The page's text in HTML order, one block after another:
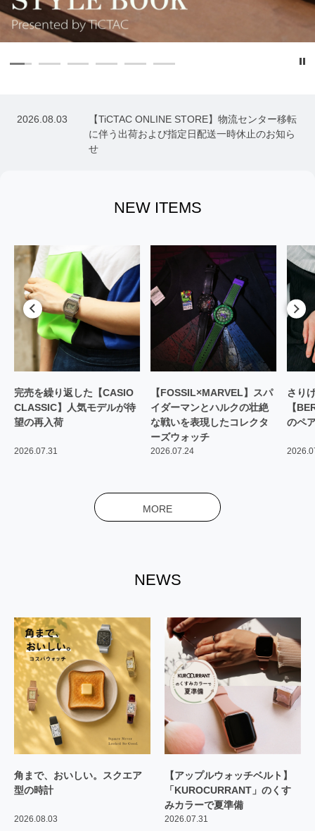
2026.08.03
【TiCTAC ONLINE STORE】物流センター移転
に伴う出荷および指定日配送一時休止のお知ら
せ
NEW ITEMS
繰り返した【CASIO
】人気モデルが待
入荷
【FOSSIL×MARVEL】スパ
イダーマンとハルクの壮絶
な戦いを表現したコレクタ
ーズウォッチ
2026.07.24
さりげなく
【BERING】
のペアウォッ
2026.07.10
MORE
NEWS
角まで、おいしい。スクエア
型の時計
2026.08.03
【アップルウォッチベルト】
「KUROCURRANT」のくす
みカラーで夏準備
2026.07.31